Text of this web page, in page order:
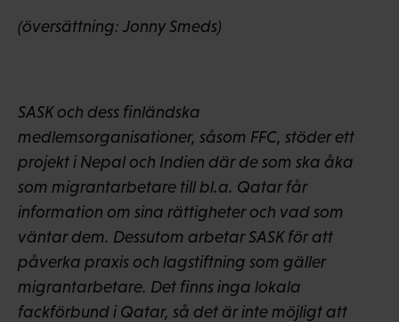
(översättning: Jonny Smeds)
SASK och dess finländska
medlemsorganisationer, såsom FFC, stöder ett
projekt i Nepal och Indien där de som ska åka
som migrantarbetare till bl.a. Qatar får
information om sina rättigheter och vad som
väntar dem. Dessutom arbetar SASK för att
påverka praxis och lagstiftning som gäller
migrantarbetare. Det finns inga lokala
fackförbund i Qatar, så det är inte möjligt att